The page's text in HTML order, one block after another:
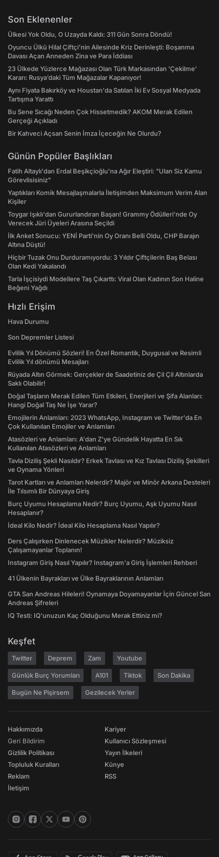
Son Eklenenler
Ülkesi Yok Oldu, O Uzayda Kaldı: 311 Gün Sonra Döndü!
Oyuncu Ülkü Hilal Çiftçi'nin Ailesinde Kriz Derinleşti: Boşanma
Davası Açan Anneden Zina ve Para İddiası
23 Ülkede Yüzlerce Mağazası Olan Türk Markasından 'Çekilme'
Kararı: Rusya’daki Tüm Mağazalar Kapanıyor!
Aynı Fiyata Bakırköy ve Houstan'da Satılan İki Ev Sosyal Medyada
Tartışma Yarattı
Bu Sene Sıcağı Neden Çok Hissetmedik? AKOM Merak Edilen
Gerçeği Açıkladı
Bir Kahveci Açsan Senin İmza İçeceğin Ne Olurdu?
Günün Popüler Başlıkları
Fatih Altaylı'dan Erdal Beşikçioğlu'na Ağır Eleştiri: "Ulan Siz Kamu
Görevlisisiniz"
Yaptıkları Komik Mesajlaşmalarla İletişimden Maksimum Verim Alan
Kişiler
Toygar Işıklı'dan Gururlandıran Başarı! Grammy Ödülleri'nde Oy
Verecek Jüri Üyeleri Arasına Seçildi
İlk Anket Sonucu: YENİ Parti'nin Oy Oranı Belli Oldu, CHP Barajın
Altına Düştü!
Hiçbir Tuzak Onu Durduramıyordu: 3 Yıldır Çiftçilerin Baş Belası
Olan Kedi Yakalandı
Tarla İşçisiydi Modellere Taş Çıkarttı: Viral Olan Kadının Son Haline
Beğeni Yağdı
Hızlı Erişim
Hava Durumu
Son Depremler Listesi
Evlilik Yıl Dönümü Sözleri! En Özel Romantik, Duygusal ve Resimli
Evlilik Yıl dönümü Mesajları
Rüyada Altın Görmek: Gerçekler de Saadetiniz de Çil Çil Altınlarda
Saklı Olabilir!
Doğal Taşların Merak Edilen Tüm Etkileri, Enerjileri ve Şifa Alanları:
Hangi Doğal Taş Ne İşe Yarar?
Emojilerin Anlamları: 2023 WhatsApp, Instagram ve Twitter'da En
Çok Kullanılan Emojiler ve Anlamları
Atasözleri ve Anlamları: A'dan Z'ye Gündelik Hayatta En Sık
Kullanılan Atasözleri ve Anlamları
Tavla Diziliş Şekli Nasıldır? Erkek Tavlası ve Kız Tavlası Diziliş Şekilleri
ve Oynama Yönleri
Tarot Kartları ve Anlamları Nelerdir? Majör ve Minör Arkana Desteleri
İle Tılsımlı Bir Dünyaya Giriş
Burç Uyumu Hesaplama Nedir? Burç Uyumu, Aşk Uyumu Nasıl
Hesaplanır?
İdeal Kilo Nedir? İdeal Kilo Hesaplama Nasıl Yapılır?
Ders Çalışırken Dinlenecek Müzikler Nelerdir? Müziksiz
Çalışamayanlar Toplanın!
Instagram Giriş Nasıl Yapılır? Instagram'a Giriş İşlemleri Rehberi
41 Ülkenin Bayrakları ve Ülke Bayraklarının Anlamları
GTA San Andreas Hileleri! Oynamaya Doyamayanlar İçin Güncel San
Andreas Şifreleri
IQ Testi: IQ'unuzun Kaç Olduğunu Merak Ettiniz mi?
Keşfet
Twitter Deprem Zam Youtube
Günlük Burç Yorumları A101 Tiktok Son Dakika
Bugün Ne Pişirsem Gezilecek Yerler
Hakkımızda
Geri Bildirim
Gizlilik Politikası
Topluluk Kuralları
Reklam
İletişim
Kariyer
Kullanıcı Sözleşmesi
Yayın İlkeleri
Künye
RSS